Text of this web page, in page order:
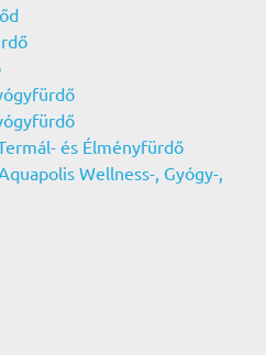
és Élményfürdő
Wellness-, Gyógy-,